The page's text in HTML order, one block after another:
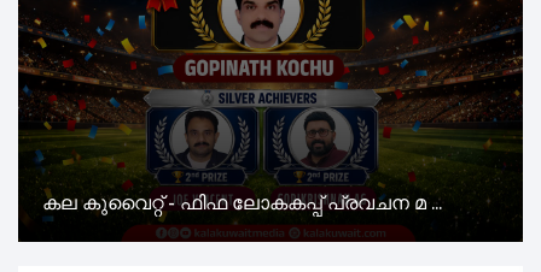
കല കുവൈറ്റ് - ഫിഫ ലോകകപ്പ് പ്രവചന മ ...